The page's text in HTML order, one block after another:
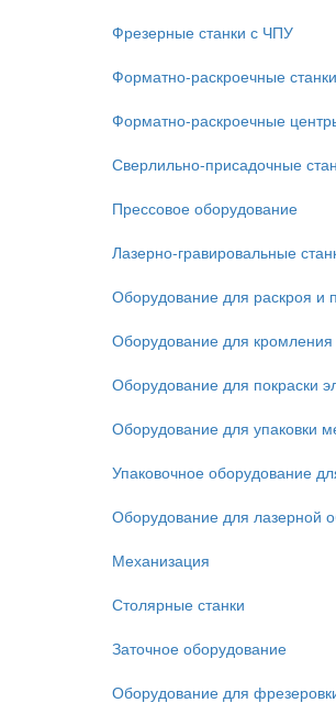
Фрезерные станки с ЧПУ
Форматно-раскроечные станки
Форматно-раскроечные
Сверлильно-присадочные
Прессовое оборудование
Лазерно-гравировальные
Оборудование для раскроя и
Оборудование для кромления
Оборудование для покраски
Оборудование для упаковки
Упаковочное оборудование
Оборудование для лазерной
Механизация
Столярные станки
Заточное оборудование
Оборудование для